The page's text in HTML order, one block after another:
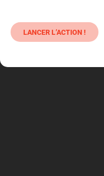
LANCER L’ACTION !